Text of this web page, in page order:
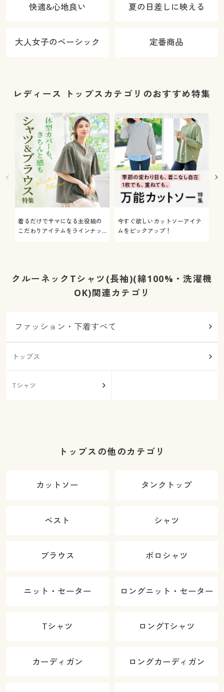
快適&心地良い 夏の日差しに映える
大人女子のベーシック 定番商品
レディース トップスカテゴリのおすすめ特集
着るだけでサマになる主役級の
こだわりアイテムをラインナッ
今すぐ欲しいカットソーアイテ
ムをピックアップ！
クルーネックTシャツ(長袖)(綿100%・洗濯機
OK)関連カテゴリ
ファッション・下着すべて
トップス
Tシャツ
トップスの他のカテゴリ
カットソー タンクトップ
ベスト シャツ
ブラウス ポロシャツ
ニット・セーター ロングニット・セーター
Tシャツ ロングTシャツ
カーディガン ロングカーディガン